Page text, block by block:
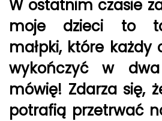
W ostatnim czasie
moje dzieci to
małpki, które
wykończyć w
mówię! Zdarza się,
potrafią przetrwać